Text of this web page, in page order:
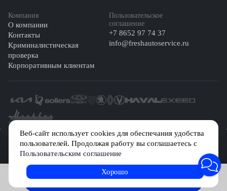
Записаться на услугу
Веб-сайт использует cookies для обеспечания удобства
пользователей. Продолжая работу вы соглашаетесь с
Пользовательским соглашение
Хорошо
Компания
О компании
Контакты
Криминалистическая
проверка
Корпоративным клиентам
Пользовательское
соглашение
+7 8652 97 74 37
info@freshautoservice.ru
©️ 2026 Fresh Auto
Сетевое издание «Первый автомобильный маркетплейс» зарегистрировано
Решением Федеральной службы по надзору в сфере связи, информационных
технологий и массовых коммуникаций (Роскомнадзор) № Эл № ФС77-84512 от
29 декабря 2022 г.
Учредитель: Общество с ограниченной ответственностью «МБ-Авто»
Главный редактор: Камышникова Анастасия Игоревна